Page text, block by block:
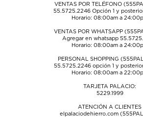
VENTAS POR TELÉFONO
55.5725.2246Opción 1 y
Horario: 08:00am a
VENTAS POR WHATSAPP
Agregar en whatsapp
Horario: 08:00am a
PERSONAL SHOPPING
55.5725.2246opción 1 y
Horario: 08:00am a
TARJETA PALACIO:
5229.1999
ATENCIÓN A CLIENTES
elpalaciodehierro.com